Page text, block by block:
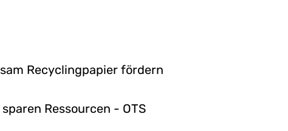
Recyclingpapier fördern
Ressourcen - OTS